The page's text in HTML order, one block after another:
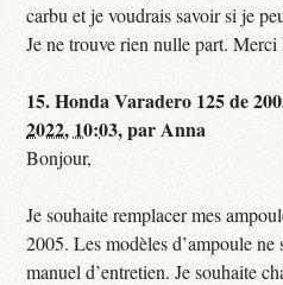
carbu et je voudrais savoir si je
Je ne trouve rien nulle part. Merci
15.Honda Varadero 125 de
2022, 10:03,parAnna
Bonjour,
Je souhaite remplacer mes
2005. Les modèles d’ampoule ne
manuel d’entretien. Je souhaite